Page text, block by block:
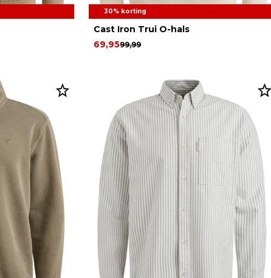
30% korting
Cast Iron Trui O-hals
99,99
69,95